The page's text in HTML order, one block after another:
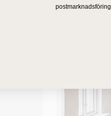
postmarknadsföring.